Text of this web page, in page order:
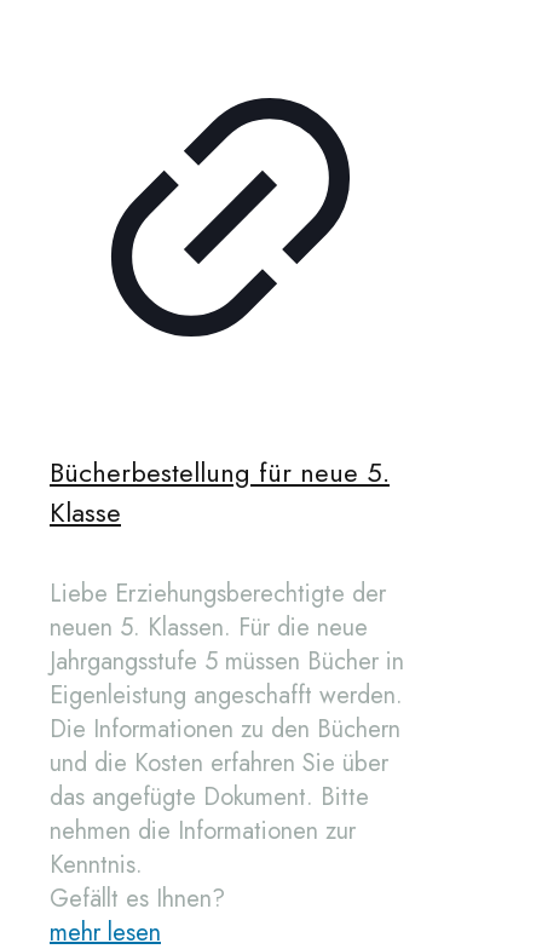
Bücherbestellung für neue 5.
Klasse
Liebe Erziehungsberechtigte der
neuen 5. Klassen. Für die neue
Jahrgangsstufe 5 müssen Bücher in
Eigenleistung angeschafft werden.
Die Informationen zu den Büchern
und die Kosten erfahren Sie über
das angefügte Dokument. Bitte
nehmen die Informationen zur
Kenntnis.
Gefällt es Ihnen?
mehr lesen